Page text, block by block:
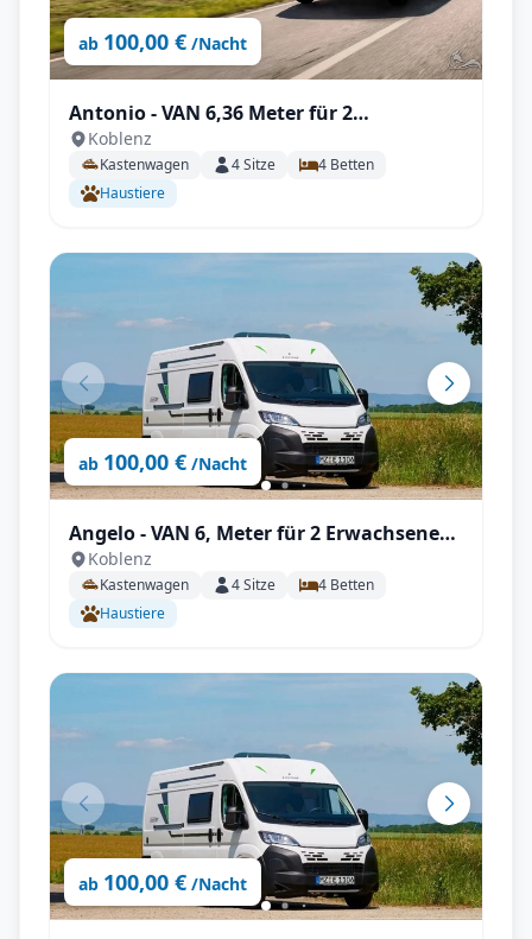
ab 100,00 € /Nacht
Antonio - VAN 6,36 Meter für 2
Erwachsene und 2 Kinder | Zubehör inkl.
Koblenz
Kastenwagen 4Sitze 4 Betten
Haustiere
ab 100,00 € /Nacht
Angelo - VAN 6, Meter für 2 Erwachsene
und 2 Kinder
Koblenz
Kastenwagen 4Sitze 4 Betten
Haustiere
ab 100,00 € /Nacht